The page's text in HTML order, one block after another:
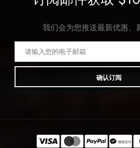
我们会为您推送最新优惠、
确认订阅